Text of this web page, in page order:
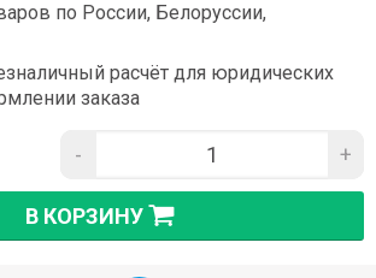
по России, Белоруссии,
расчёт для юридических
заказа
- +
В КОРЗИНУ